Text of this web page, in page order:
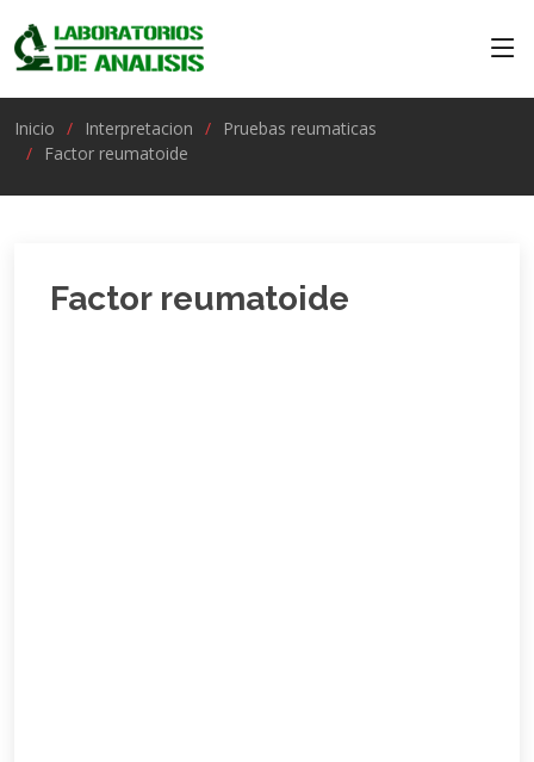
Inicio Interpretacion
Pruebas reumaticas
Factor reumatoide
Factor reumatoide